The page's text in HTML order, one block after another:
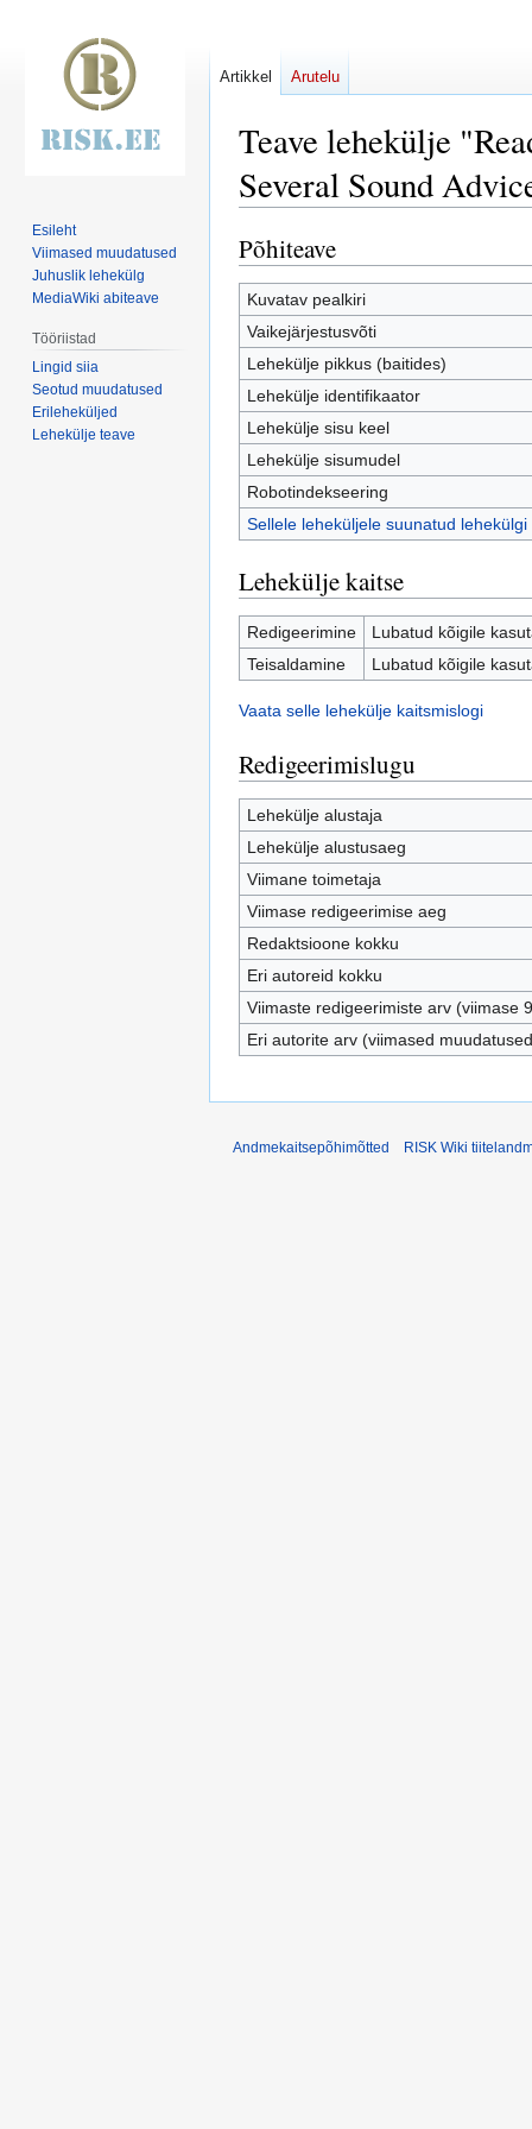
Teave lehekülje
Several Sound
Mine
navigeerimisribale
Mine
otsikasti
Põhiteave
Kuvatav pealkiri
Vaikejärjestusvõti
Lehekülje pikkus (baitides)
Lehekülje identifikaator
Lehekülje sisu keel
Lehekülje sisumudel
Robotindekseering
Sellele leheküljele suunatud lehekülgi
Lehekülje kaitse
Redigeerimine
Lubatud kõigile
Teisaldamine
Lubatud kõigile
Vaata selle lehekülje kaitsmislogi
Redigeerimislugu
Lehekülje alustaja
Lehekülje alustusaeg
Viimane toimetaja
Viimase redigeerimise aeg
Redaktsioone kokku
Eri autoreid kokku
Viimaste redigeerimiste arv (viimase
Eri autorite arv (viimased
Artikkel Arutelu
Esileht
Viimased muudatused
Juhuslik lehekülg
MediaWiki abiteave
Tööriistad
Lingid siia
Seotud muudatused
Erileheküljed
Lehekülje teave
Andmekaitsepõhimõtted RISK Wiki